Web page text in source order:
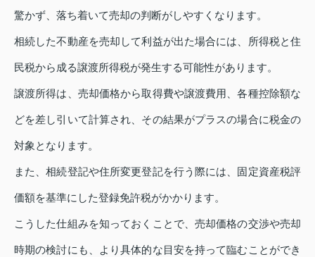
驚かず、落ち着いて売却の判断がしやすくなります。
相続した不動産を売却して利益が出た場合には、所得税と住
民税から成る譲渡所得税が発生する可能性があります。
譲渡所得は、売却価格から取得費や譲渡費用、各種控除額な
どを差し引いて計算され、その結果がプラスの場合に税金の
対象となります。
また、相続登記や住所変更登記を行う際には、固定資産税評
価額を基準にした登録免許税がかかります。
こうした仕組みを知っておくことで、売却価格の交渉や売却
時期の検討にも、より具体的な目安を持って臨むことができ